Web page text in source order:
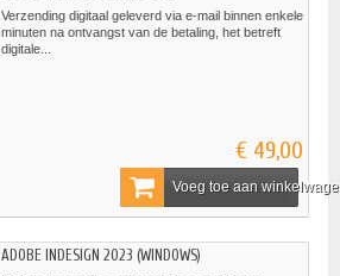
Verzending digitaal geleverd via e-mail binnen enkele
minuten na ontvangst van de betaling, het betreft
digitale...
€ 49,00
Voeg toe aan
ADOBE INDESIGN 2023 (WINDOWS)